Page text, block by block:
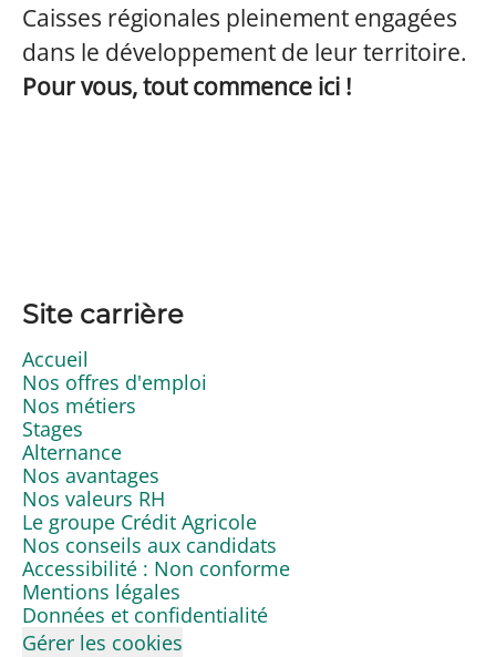
Caisses régionales pleinement engagées
dans le développement de leur territoire.
Pour vous, tout commence ici !
Site carrière
Accueil
Nos offres d'emploi
Nos métiers
Stages
Alternance
Nos avantages
Nos valeurs RH
Le groupe Crédit Agricole
Nos conseils aux candidats
Accessibilité : Non conforme
Mentions légales
Données et confidentialité
Gérer les cookies